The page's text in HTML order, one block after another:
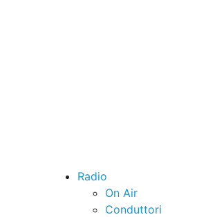
Radio
On Air
Conduttori